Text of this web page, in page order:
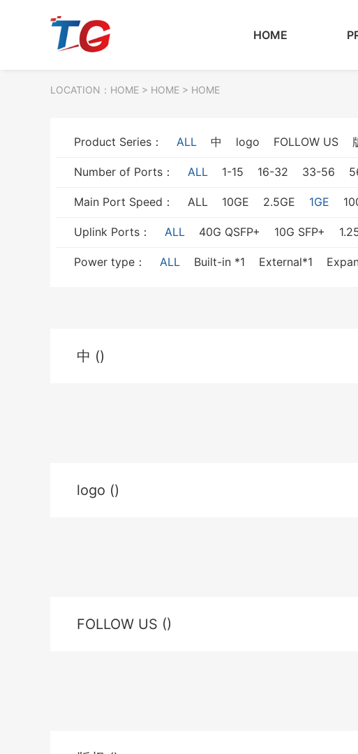
HOME
LOCATION： HOME > HOME > HOME
Product Series： ALL 中 logo FOLLOW US
Number of Ports： ALL 1-15 16-32 33-56
Main Port Speed： ALL 10GE 2.5GE 1GE
Uplink Ports： ALL 40G QSFP+ 10G SFP+
Power type： ALL Built-in *1 External*1
中 ()
logo ()
FOLLOW US ()